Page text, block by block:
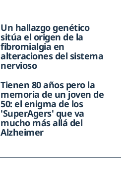
Un hallazgo genético
sitúa el origen de la
fibromialgia en
alteraciones del sistema
nervioso
Tienen 80 años pero la
memoria de un joven de
50: el enigma de los
'SuperAgers' que va
mucho más allá del
Alzheimer